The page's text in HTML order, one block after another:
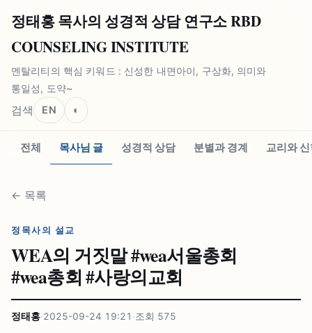
정태홍 목사의 성경적 상담 연구소 RBD
COUNSELING INSTITUTE
멘탈리티의 핵심 키워드 : 신성한 내면아이, 구상화, 의미와
통일성, 도약~
검색 EN ◐
전체 목사님 글 성경적 상담 분별과 경계 교리와
← 목록
정목사의 설교
WEA의 거짓말 #⁠wea서울총회
#⁠wea총회 #⁠사랑의교회
정태홍·2025-09-24 19:21 ·조회 575